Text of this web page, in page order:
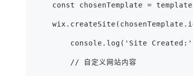
const chosenTemplate =
console.log('Site
        // 自定义网站内容